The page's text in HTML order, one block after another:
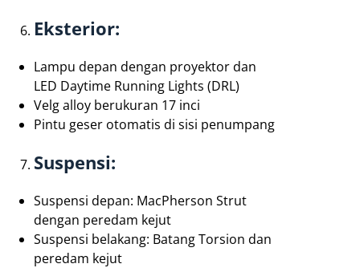
Eksterior:
Lampu depan dengan proyektor dan
LED Daytime Running Lights (DRL)
Velg alloy berukuran 17 inci
Pintu geser otomatis di sisi penumpang
Suspensi:
Suspensi depan: MacPherson Strut
dengan peredam kejut
Suspensi belakang: Batang Torsion dan
peredam kejut